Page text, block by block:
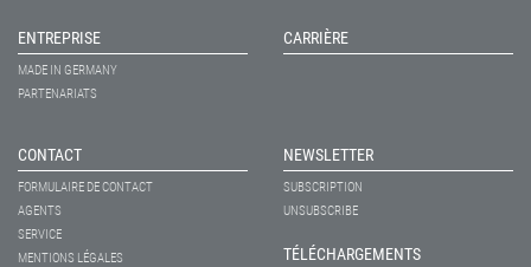
ENTREPRISE
MADE IN GERMANY
PARTENARIATS
CARRIÈRE
CONTACT
FORMULAIRE DE CONTACT
AGENTS
SERVICE
MENTIONS LÉGALES
NEWSLETTER
SUBSCRIPTION
UNSUBSCRIBE
TÉLÉCHARGEMENTS